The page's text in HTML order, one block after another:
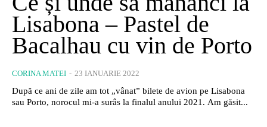
Lisabona – Pastel de
Bacalhau cu vin de Porto
CORINA MATEI - 23 IANUARIE 2022
După ce ani de zile am tot „vânat” bilete de avion pe Lisabona
sau Porto, norocul mi-a surâs la finalul anului 2021. Am găsit...